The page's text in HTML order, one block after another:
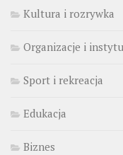
Kultura i rozrywka
Organizacje i
Sport i rekreacja
Edukacja
Biznes